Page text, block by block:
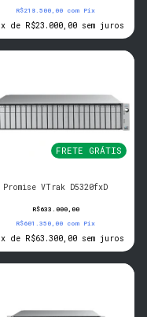
R$218.500,00 com Pix
x de R$23.000,00 sem juros
FRETE GRÁTIS
Promise VTrak D5320fxD
R$633.000,00
R$601.350,00 com Pix
x de R$63.300,00 sem juros